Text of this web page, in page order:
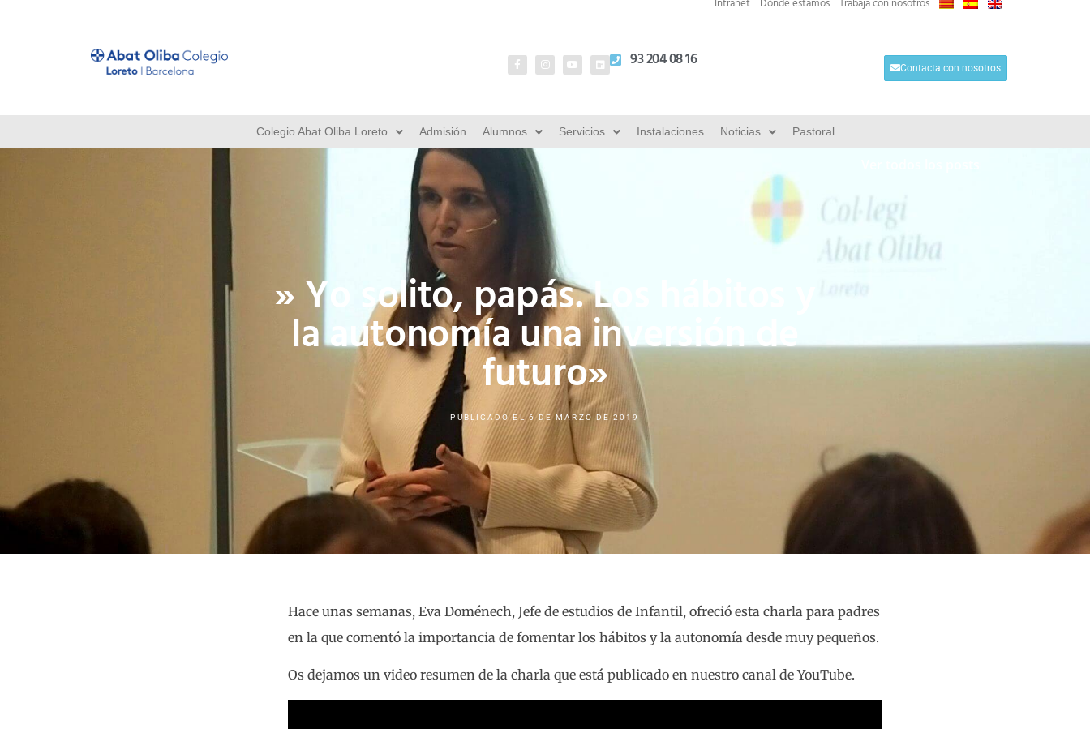
Intranet Dónde estamos Trabaja con nosotros
93 204 08 16 Contacta con nosotros
Colegio Abat Oliba Loreto Admisión Alumnos Servicios Instalaciones Noticias Pastoral
» Yo solito, papás. Los hábitos y
la autonomía una inversión de
futuro»
PUBLICADO EL6 DE MARZO DE 2019
Hace unas semanas, Eva Doménech, Jefe de estudios de Infantil, ofreció esta charla para padres
en la que comentó la importancia de fomentar los hábitos y la autonomía desde muy pequeños.
Os dejamos un video resumen de la charla que está publicado en nuestro canal de YouTube.